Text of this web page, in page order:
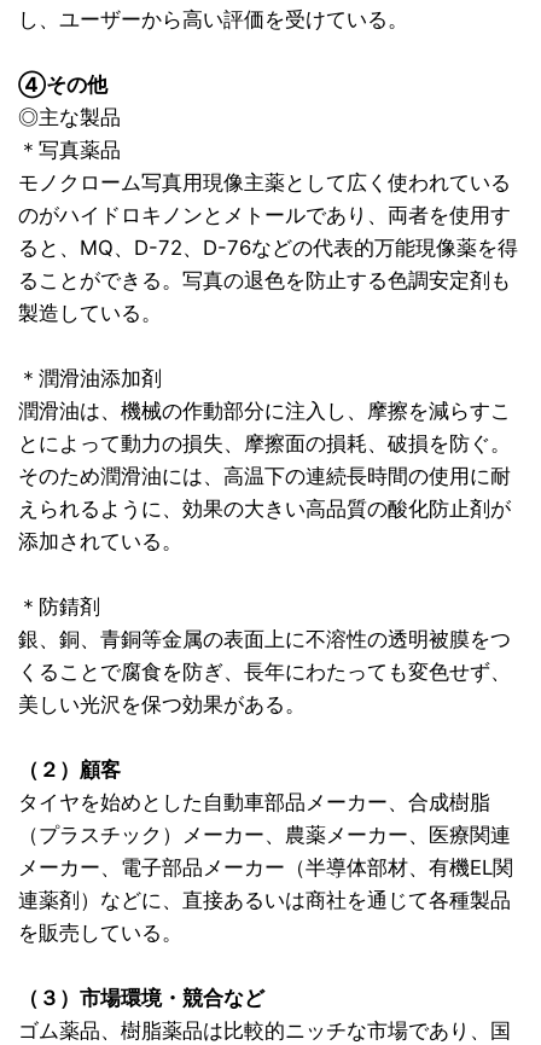
し、ユーザーから高い評価を受けている。
④その他
◎主な製品
＊写真薬品
モノクローム写真用現像主薬として広く使われている
のがハイドロキノンとメトールであり、両者を使用す
ると、MQ、D-72、D-76などの代表的万能現像薬を得
ることができる。写真の退色を防止する色調安定剤も
製造している。
＊潤滑油添加剤
潤滑油は、機械の作動部分に注入し、摩擦を減らすこ
とによって動力の損失、摩擦面の損耗、破損を防ぐ。
そのため潤滑油には、高温下の連続長時間の使用に耐
えられるように、効果の大きい高品質の酸化防止剤が
添加されている。
＊防錆剤
銀、銅、青銅等金属の表面上に不溶性の透明被膜をつ
くることで腐食を防ぎ、長年にわたっても変色せず、
美しい光沢を保つ効果がある。
（２）顧客
タイヤを始めとした自動車部品メーカー、合成樹脂
（プラスチック）メーカー、農薬メーカー、医療関連
メーカー、電子部品メーカー（半導体部材、有機EL関
連薬剤）などに、直接あるいは商社を通じて各種製品
を販売している。
（３）市場環境・競合など
ゴム薬品、樹脂薬品は比較的ニッチな市場であり、国